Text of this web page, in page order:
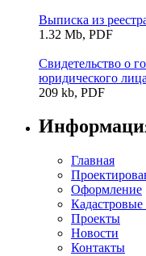
Выписка из
1.32 Mb, PDF
Свидетельство о
юридического лица
209 kb, PDF
Главная
Оформление
Кадастровые
Проекты
Новости
Контакты